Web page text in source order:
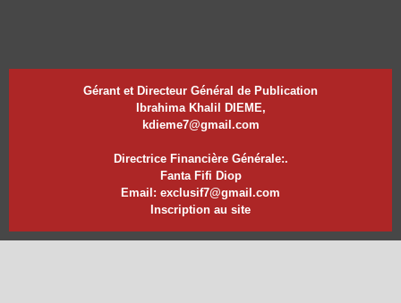
Gérant et Directeur Général de Publication
Ibrahima Khalil DIEME,
kdieme7@gmail.com
Directrice Financière Générale:.
Fanta Fifi Diop
Email: exclusif7@gmail.com
Inscription au site